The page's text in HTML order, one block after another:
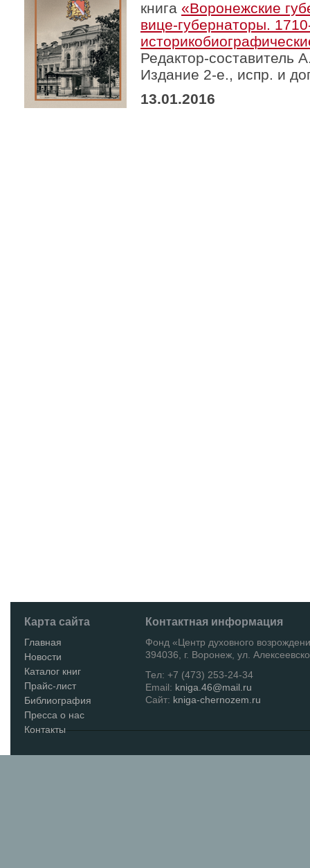
книга «Воронежские
вице­-губернаторы.
Редактор-­составитель
Издание 2-­е., испр. и
13.01.2016
Карта сайта
Главная
Новости
Каталог книг
Прайс-лист
Библиография
Пресса о нас
Контакты
Контактная информация
Фонд «Центр духовного
394036, г. Воронеж, ул.
Тел: +7 (473) 253-24-34
Email: kniga.46@mail.ru
Сайт: kniga-chernozem.ru